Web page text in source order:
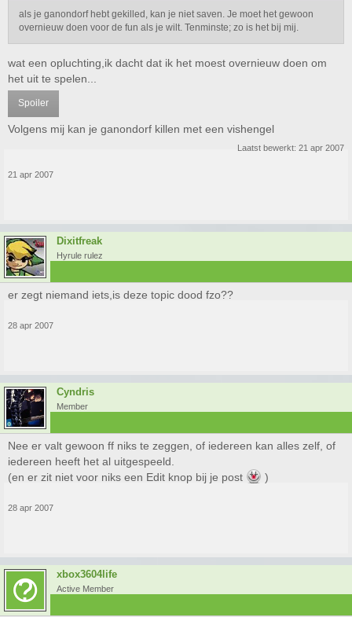
als je ganondorf hebt gekilled, kan je niet saven. Je moet het gewoon
overnieuw doen voor de fun als je wilt. Tenminste; zo is het bij mij.
wat een opluchting,ik dacht dat ik het moest overnieuw doen om
het uit te spelen...
Spoiler
Volgens mij kan je ganondorf killen met een vishengel
Laatst bewerkt: 21 apr 2007
21 apr 2007
Dixitfreak
Hyrule rulez
er zegt niemand iets,is deze topic dood fzo??
28 apr 2007
Cyndris
Member
Nee er valt gewoon ff niks te zeggen, of iedereen kan alles zelf, of
iedereen heeft het al uitgespeeld.
(en er zit niet voor niks een Edit knop bij je post
)
28 apr 2007
xbox3604life
Active Member